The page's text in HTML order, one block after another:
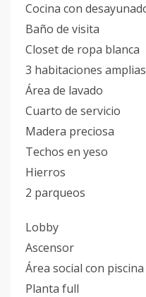
Cocina con
Baño de visita
Closet de ropa blanca
3 habitaciones
Área de lavado
Cuarto de servicio
Madera preciosa
Techos en yeso
Hierros
2 parqueos
Lobby
Ascensor
Área social con
Planta full